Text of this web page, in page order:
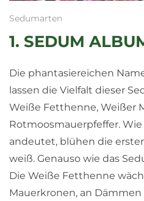
Sedumarten
1. SEDUM
Die phantasiereichen
lassen die Vielfalt dieser
Weiße Fetthenne, Weißer
Rotmoosmauerpfeffer.
andeutet, blühen die
weiß. Genauso wie das
Die Weiße Fetthenne
Mauerkronen, an Dämmen